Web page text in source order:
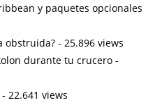
y paquetes opcionales
obstruida? - 25.896 views
durante tu crucero -
- 22.641 views